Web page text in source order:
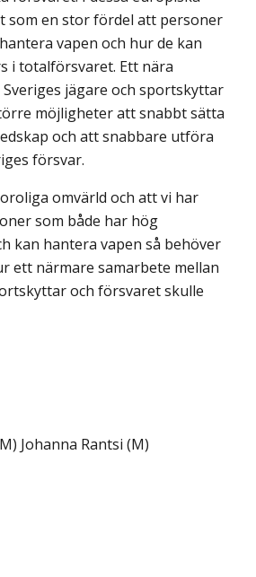
som en stor fördel att personer
vapen och hur de kan
i totalförsvaret. Ett nära
jägare och sportskyttar
möjligheter att snabbt sätta
och att snabbare utföra
försvar.
omvärld och att vi har
som både har hög
kan hantera vapen så behöver
ett närmare samarbete mellan
och försvaret skulle
Johanna Rantsi (M)